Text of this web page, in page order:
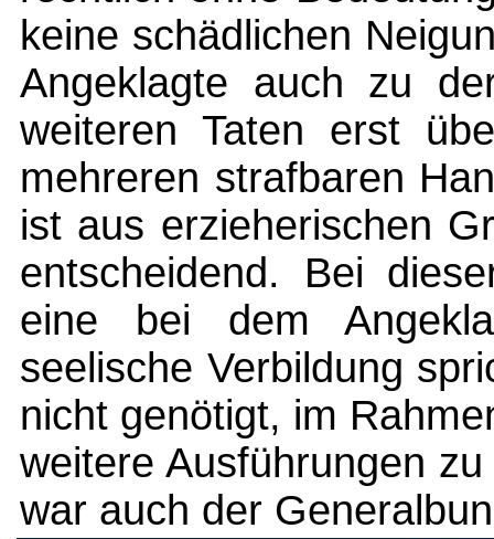
keine schädlichen
Angeklagte auch zu
weiteren Taten erst
mehreren strafbaren
ist aus erzieherischen
entscheidend. Bei
eine bei dem
seelische Verbildung
nicht genötigt, im
weitere Ausführungen
war auch der